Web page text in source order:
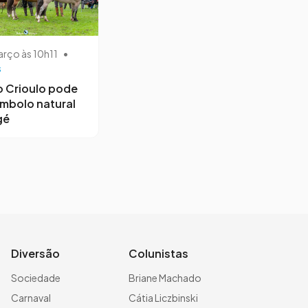
às 10h11
•
Crioulo pode
natural
Diversão
Sociedade
Carnaval
Colunistas
Briane Machado
Cátia Liczbinski